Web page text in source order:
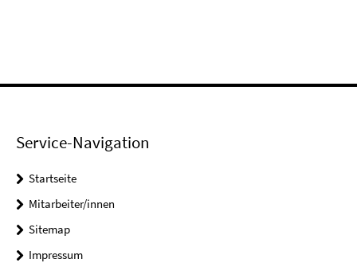
Service-Navigation
Startseite
Mitarbeiter/innen
Sitemap
Impressum